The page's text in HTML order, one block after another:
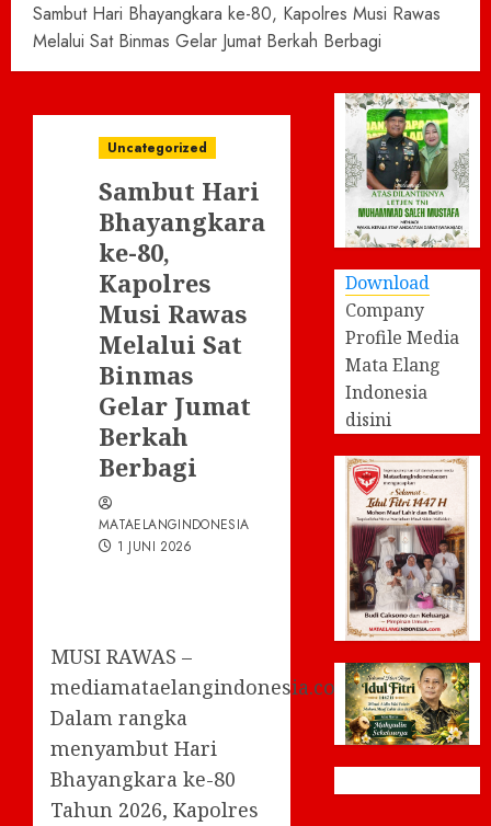
Sambut Hari Bhayangkara ke-80, Kapolres Musi Rawas
Melalui Sat Binmas Gelar Jumat Berkah Berbagi
Uncategorized
Sambut Hari
Bhayangkara
ke-80,
Kapolres
Musi Rawas
Melalui Sat
Binmas
Gelar Jumat
Berkah
Berbagi
MATAELANGINDONESIA
1 JUNI 2026
MUSI RAWAS –
mediamataelangindonesia.com
Dalam rangka
menyambut Hari
Bhayangkara ke-80
Tahun 2026, Kapolres
Download
Company
Profile Media
Mata Elang
Indonesia
disini